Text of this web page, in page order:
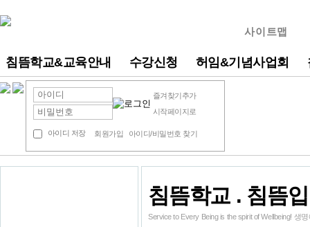
사이트맵
침뜸학교&교육안내 수강신청 허임&기념사업회
즐겨찾기추가
시작페이지로
아이디 저장 회원가입 아이디/비밀번호 찾기
침뜸학교 . 침뜸
Service to Every Being is the spirit of Wellbeing! 생